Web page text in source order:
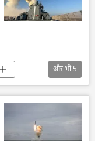
और भी5